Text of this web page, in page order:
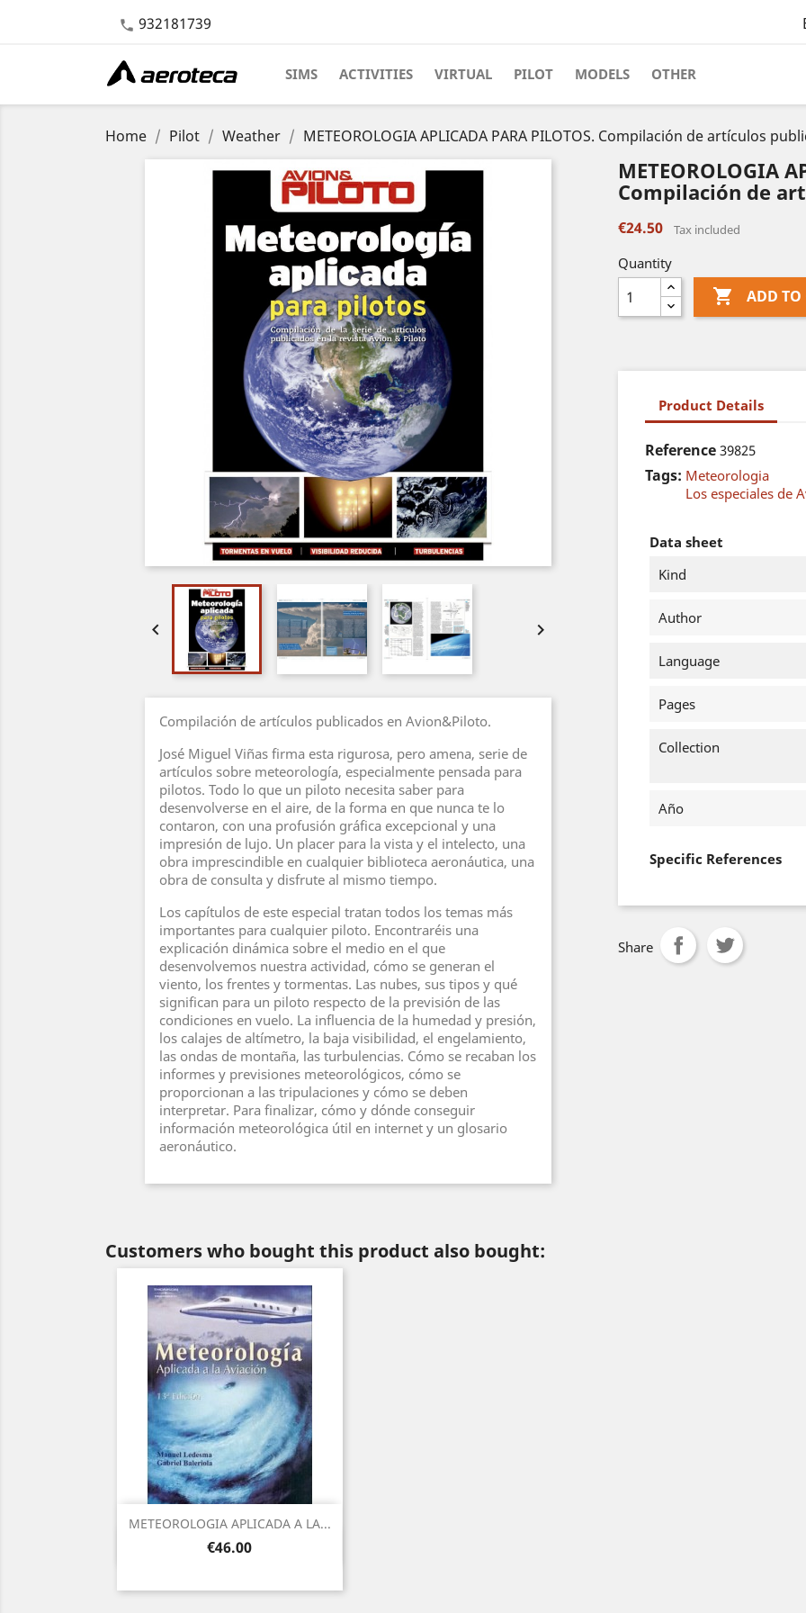
 932181739
SIMS ACTIVITIES VIRTUAL PILOT MODELS OTHER
Home Pilot Weather METEOROLOGIA APLICADA PARA PILOTOS. Compilación de artículos
 
Compilación de artículos publicados en Avion&Piloto.
José Miguel Viñas firma esta rigurosa, pero amena, serie de
artículos sobre meteorología, especialmente pensada para
pilotos. Todo lo que un piloto necesita saber para
desenvolverse en el aire, de la forma en que nunca te lo
contaron, con una profusión gráfica excepcional y una
impresión de lujo. Un placer para la vista y el intelecto, una
obra imprescindible en cualquier biblioteca aeronáutica, una
obra de consulta y disfrute al mismo tiempo.
Los capítulos de este especial tratan todos los temas más
importantes para cualquier piloto. Encontraréis una
explicación dinámica sobre el medio en el que
desenvolvemos nuestra actividad, cómo se generan el
viento, los frentes y tormentas. Las nubes, sus tipos y qué
significan para un piloto respecto de la previsión de las
condiciones en vuelo. La influencia de la humedad y presión,
los calajes de altímetro, la baja visibilidad, el engelamiento,
las ondas de montaña, las turbulencias. Cómo se recaban los
informes y previsiones meteorológicos, cómo se
proporcionan a las tripulaciones y cómo se deben
interpretar. Para finalizar, cómo y dónde conseguir
información meteorológica útil en internet y un glosario
aeronáutico.
METEOROLOGIA
Compilación de
€24.50 Tax included
Quantity
 ADD TO
Product Details
Reference 39825
Tags: Meteorologia
Los especiales de
Data sheet
Kind
Author
Language
Pages
Collection
Año
Specific References
Share
Customers who bought this product also bought:
METEOROLOGIA APLICADA A LA...
Price
€46.00
Quick view